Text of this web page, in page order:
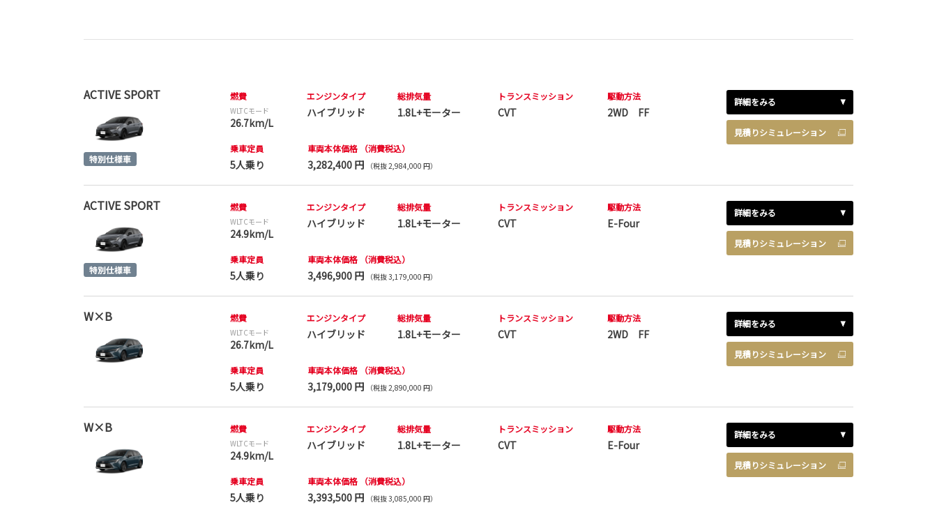
ACTIVE SPORT 燃費
WLTCモード
26.7km/L
エンジンタイプ
ハイブリッド
総排気量
1.8L+モーター
トランスミッション
CVT
駆動方法
2WD FF
乗車定員
5人乗り
車両本体価格 （消費税込）
3,282,400 円 （税抜 2,984,000 円）
詳細をみる
見積りシミュレーション
ACTIVE SPORT 燃費
WLTCモード
24.9km/L
エンジンタイプ
ハイブリッド
総排気量
1.8L+モーター
トランスミッション
CVT
駆動方法
E-Four
乗車定員
5人乗り
車両本体価格 （消費税込）
3,496,900 円 （税抜 3,179,000 円）
詳細をみる
見積りシミュレーション
W×B 燃費
WLTCモード
26.7km/L
エンジンタイプ
ハイブリッド
総排気量
1.8L+モーター
トランスミッション
CVT
駆動方法
2WD FF
乗車定員
5人乗り
車両本体価格 （消費税込）
3,179,000 円 （税抜 2,890,000 円）
詳細をみる
見積りシミュレーション
W×B 燃費
WLTCモード
24.9km/L
エンジンタイプ
ハイブリッド
総排気量
1.8L+モーター
トランスミッション
CVT
駆動方法
E-Four
乗車定員
5人乗り
車両本体価格 （消費税込）
3,393,500 円 （税抜 3,085,000 円）
詳細をみる
見積りシミュレーション